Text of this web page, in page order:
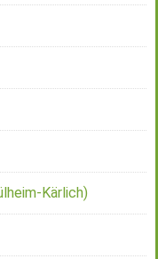
Kärlich)